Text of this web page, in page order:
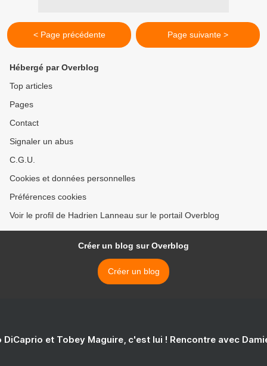
< Page précédente Page suivante >
Hébergé par Overblog
Top articles
Pages
Contact
Signaler un abus
C.G.U.
Cookies et données personnelles
Préférences cookies
Voir le profil de Hadrien Lanneau sur le portail Overblog
Créer un blog sur Overblog
Créer un blog
DiCaprio et Tobey Maguire, c'est lui ! Rencontre avec